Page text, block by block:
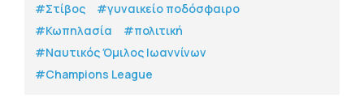
#Στίβος
#γυναικείο ποδόσφαιρο
#Κωπηλασία
#πολιτική
#Ναυτικός Όμιλος Ιωαννίνων
#Champions League